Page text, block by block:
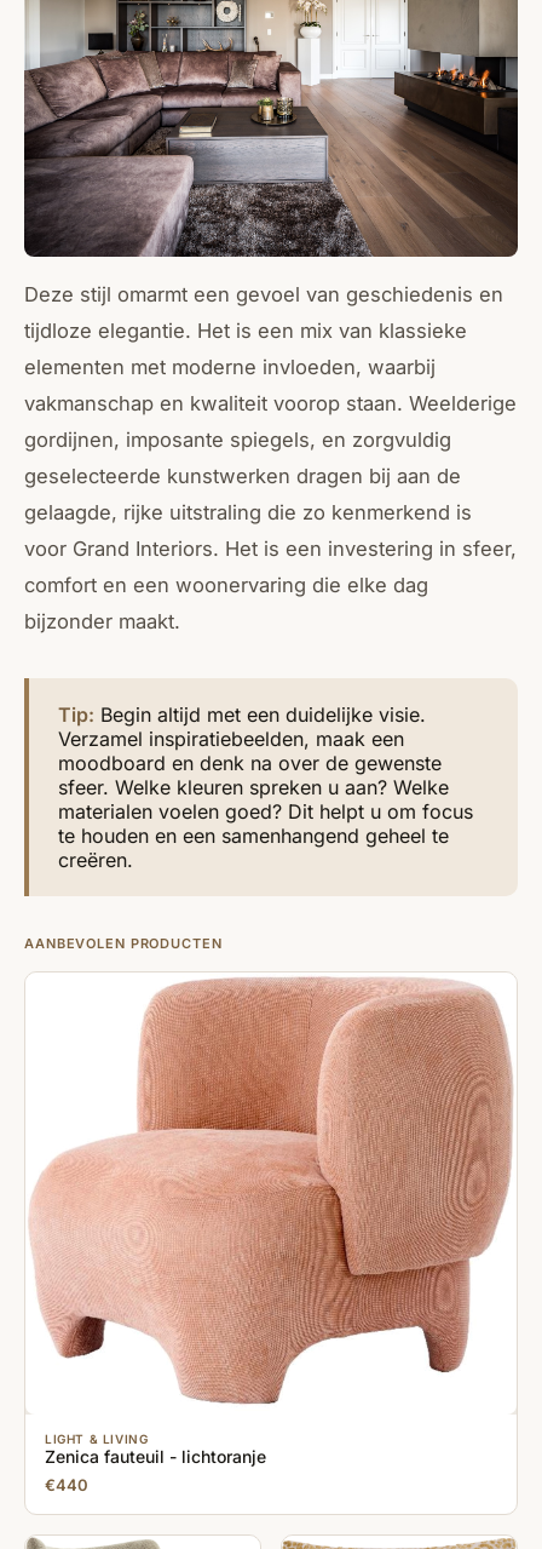
Deze stijl omarmt een gevoel van geschiedenis en
tijdloze elegantie. Het is een mix van klassieke
elementen met moderne invloeden, waarbij
vakmanschap en kwaliteit voorop staan. Weelderige
gordijnen, imposante spiegels, en zorgvuldig
geselecteerde kunstwerken dragen bij aan de
gelaagde, rijke uitstraling die zo kenmerkend is
voor Grand Interiors. Het is een investering in sfeer,
comfort en een woonervaring die elke dag
bijzonder maakt.
Tip: Begin altijd met een duidelijke visie.
Verzamel inspiratiebeelden, maak een
moodboard en denk na over de gewenste
sfeer. Welke kleuren spreken u aan? Welke
materialen voelen goed? Dit helpt u om focus
te houden en een samenhangend geheel te
creëren.
AANBEVOLEN PRODUCTEN
LIGHT & LIVING
Zenica fauteuil - lichtoranje
€440